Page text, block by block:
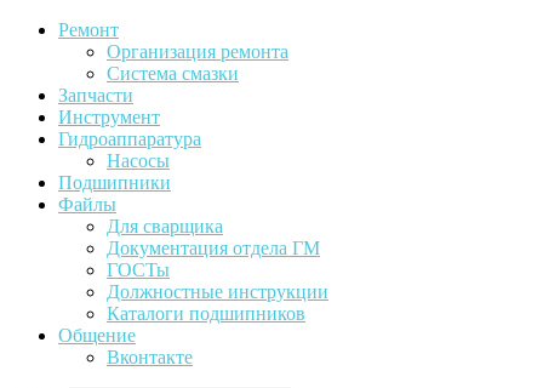
Ремонт
Организация ремонта
Система смазки
Запчасти
Инструмент
Гидроаппаратура
Насосы
Подшипники
Файлы
Для сварщика
Документация отдела ГМ
ГОСТы
Должностные инструкции
Каталоги подшипников
Общение
Вконтакте